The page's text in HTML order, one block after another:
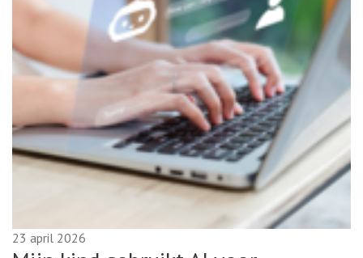
23 april 2026